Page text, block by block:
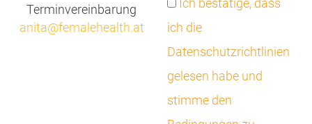
Terminvereinbarung
anita@femalehealth.at
Ich bestätige, dass
ich die
Datenschutzrichtlinien
gelesen habe und
stimme den